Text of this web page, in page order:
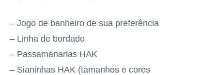
– Jogo de banheiro de sua preferência
– Linha de bordado
– Passamanarias HAK
– Sianinhas HAK (tamanhos e cores